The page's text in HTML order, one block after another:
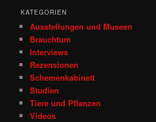
h
KATEGORIEN
Ausstellungen und Museen
Brauchtum
Interviews
Rezensionen
Schemenkabinett
Studien
Tiere und Pflanzen
Videos